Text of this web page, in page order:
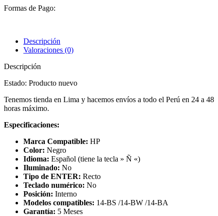
Formas de Pago:
Descripción
Valoraciones (0)
Descripción
Estado: Producto nuevo
Tenemos tienda en Lima y hacemos envíos a todo el Perú en 24 a 48
horas máximo.
Especificaciones:
Marca Compatible: HP
Color: Negro
Idioma: Español (tiene la tecla » Ñ «)
Iluminado: No
Tipo de ENTER: Recto
Teclado numérico: No
Posición: Interno
Modelos compatibles: 14-BS /14-BW /14-BA
Garantía: 5 Meses